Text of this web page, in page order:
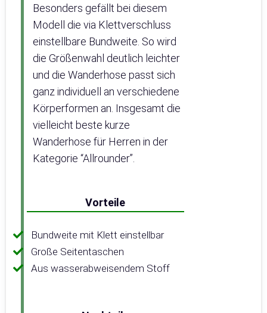
Besonders gefällt bei diesem
Modell die via Klettverschluss
einstellbare Bundweite. So wird
die Größenwahl deutlich leichter
und die Wanderhose passt sich
ganz individuell an verschiedene
Körperformen an. Insgesamt die
vielleicht beste kurze
Wanderhose für Herren in der
Kategorie “Allrounder”.
Vorteile
Bundweite mit Klett einstellbar
Große Seitentaschen
Aus wasserabweisendem Stoff